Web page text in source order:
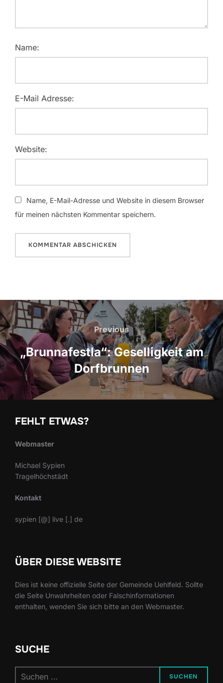
Name:
E-Mail Adresse:
Website:
Name, E-Mail-Adresse und Website in diesem Browser
für meinen nächsten Kommentar speichern.
Beitragsnavigation
Previous
Previous
„Brunnafestla“: Geselligkeit am
Dorfbrunnen
FEHLT ETWAS?
Webmaster
Michael Sypien
Tragelhöchstädt
Kontakt
sypien [@] live [.] de
ÜBER DIESE WEBSITE
Dies ist keine offizielle Seite der Gemeinde Uehlfeld. Sollte
die Seite Unwahrheiten oder Falschinformationen
enthalten, wenden Sie sich bitte an den Webmaster.
SUCHE
SUCHEN